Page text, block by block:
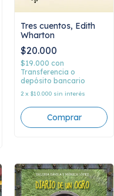
Tres cuentos, Edith
Wharton
$20.000
$19.000 con
Transferencia o
depósito bancario
2 x $10.000 sin interés